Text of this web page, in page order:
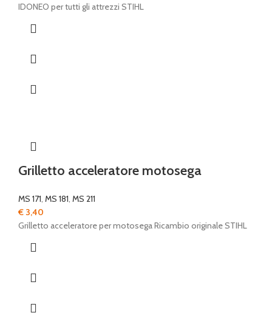
IDONEO per tutti gli attrezzi STIHL
Grilletto acceleratore motosega
MS 171, MS 181, MS 211
€ 3,40
Grilletto acceleratore per motosega Ricambio originale STIHL